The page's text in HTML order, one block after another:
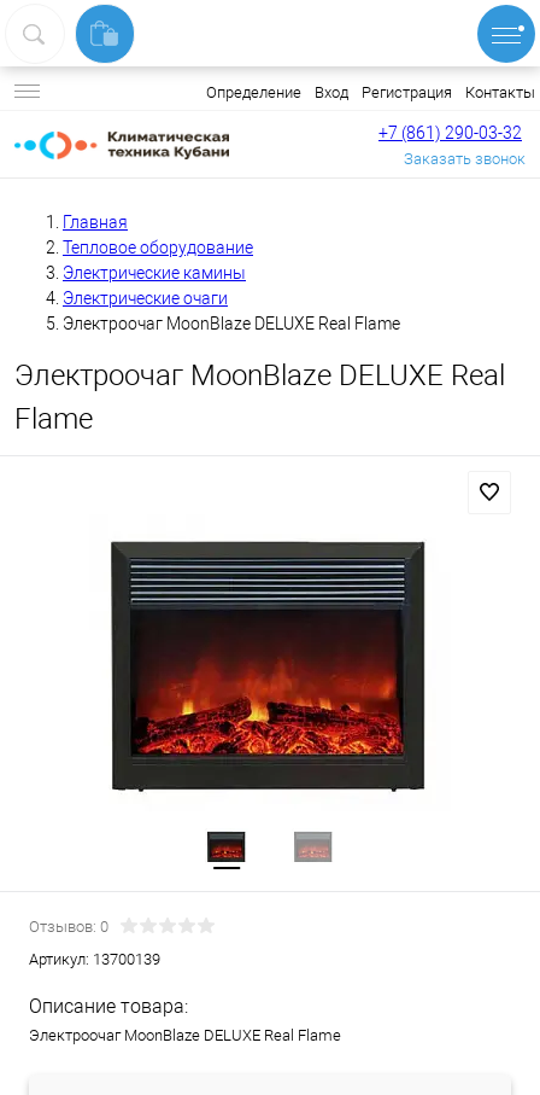
Определение Вход Регистрация Контакты
+7 (861) 290-03-32
Заказать звонок
Главная
Тепловое оборудование
Электрические камины
Электрические очаги
Электроочаг MoonBlaze DELUXE Real Flame
Электроочаг MoonBlaze DELUXE Real
Flame
Отзывов: 0
Артикул: 13700139
Описание товара:
Электроочаг MoonBlaze DELUXE Real Flame